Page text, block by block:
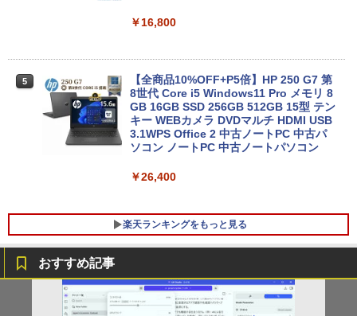
￥16,800
5
【全商品10%OFF+P5倍】HP 250 G7 第
8世代 Core i5 Windows11 Pro メモリ 8
GB 16GB SSD 256GB 512GB 15型 テン
キー WEBカメラ DVDマルチ HDMI USB
3.1WPS Office 2 中古ノートPC 中古パ
ソコン ノートPC 中古ノートパソコン
￥26,400
楽天ランキングをもっと見る
【★最大100%ポイント】おまかせ 中古
パソコン Windows XP Celeron or Core
【おまかせ】モニター 23インチ 1920x1
080 フルHD HDMI PCモニター 中古ディ
オレンジページ 2026 10/17号増刊＜グレ
ー＞ [雑誌]
おすすめ記事